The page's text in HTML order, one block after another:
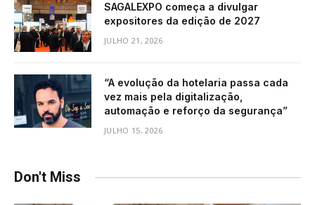
SAGALEXPO começa a divulgar
expositores da edição de 2027
JULHO 21, 2026
“A evolução da hotelaria passa cada
vez mais pela digitalização,
automação e reforço da segurança”
JULHO 15, 2026
Don't Miss